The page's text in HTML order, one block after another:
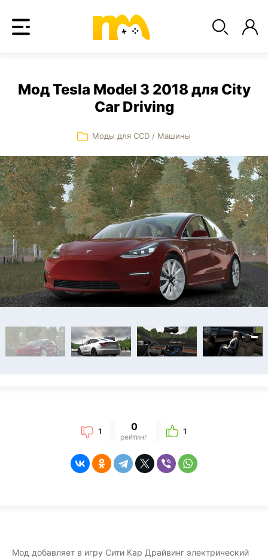
Мод Tesla Model 3 2018 для City
Car Driving
Моды для CCD / Машины
1 0
рейтинг
1
Мод добавляет в игру Сити Кар Драйвинг электрический